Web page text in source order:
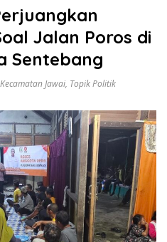
Jalan Poros di
Sentebang
Kecamatan Jawai, Topik Politik